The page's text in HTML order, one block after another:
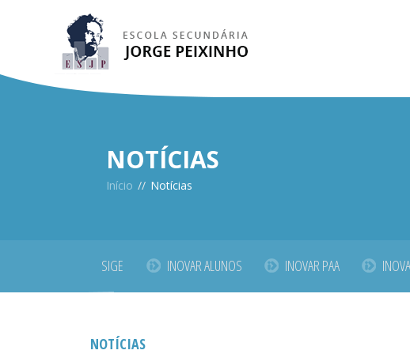
NOTÍCIAS
Início // Notícias
SIGE INOVAR ALUNOS INOVAR PAA
NOTÍCIAS